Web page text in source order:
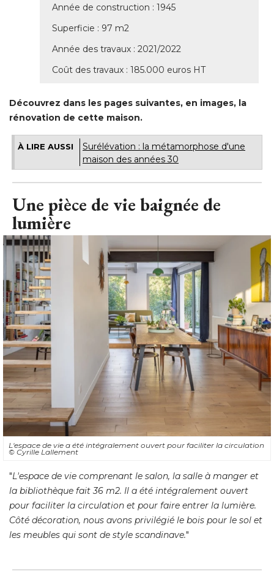
Année de construction : 1945
Superficie : 97 m2
Année des travaux : 2021/2022
Coût des travaux : 185.000 euros HT
Découvrez dans les pages suivantes, en images, la
rénovation de cette maison.
À LIRE AUSSI
Surélévation : la métamorphose d'une
maison des années 30
Une pièce de vie baignée de
lumière
L'espace de vie a été intégralement ouvert pour faciliter la circulation
© Cyrille Lallement
"L'espace de vie comprenant le salon, la salle à manger et
la bibliothèque fait 36 m2. Il a été intégralement ouvert
pour faciliter la circulation et pour faire entrer la lumière.
Côté décoration, nous avons privilégié le bois pour le sol et
les meubles qui sont de style scandinave."